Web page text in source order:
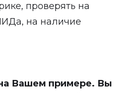
проверять на
на наличие
Вашем примере. Вы